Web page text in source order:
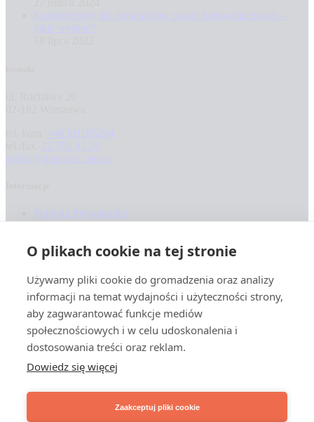
Kombinezony dla instalatorów paneli fotowoltaicznych –
jakie wybrać?
+48501185204
22 701 41 29
studio@napokaz.com.pl
Polityka Prywatności
Na Pokaz
Zamknij
Strona główna
O nas
Co robimy?
Sklep
O plikach cookie na tej stronie
Używamy pliki cookie do gromadzenia oraz analizy
informacji na temat wydajności i użyteczności strony,
aby zagwarantować funkcje mediów
społecznościowych i w celu udoskonalenia i
dostosowania treści oraz reklam.
Dowiedz się więcej
Zaakceptuj pliki cookie